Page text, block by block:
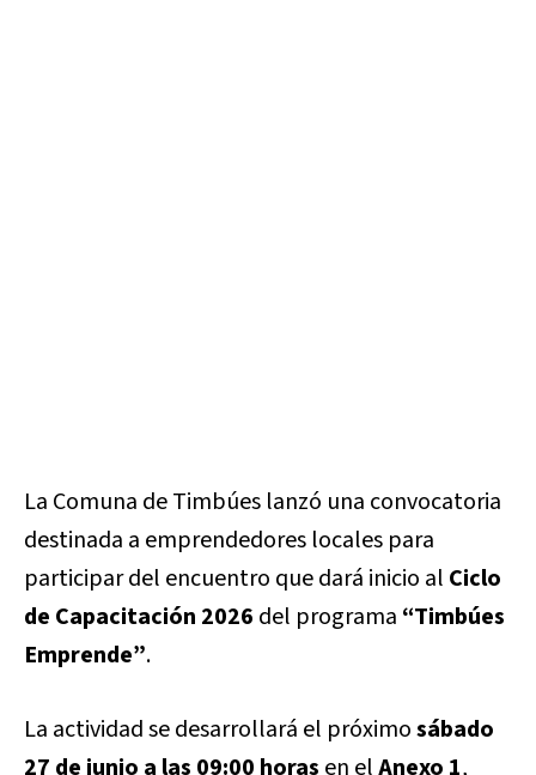
La Comuna de Timbúes lanzó una convocatoria
destinada a emprendedores locales para
participar del encuentro que dará inicio al Ciclo
de Capacitación 2026 del programa “Timbúes
Emprende”.
La actividad se desarrollará el próximosábado
27 de junio a las 09:00 horas en elAnexo 1,